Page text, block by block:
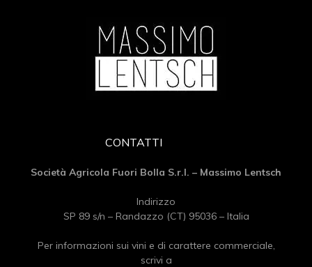
CONTATTI
Società Agricola Fuori Bolla S.r.l. – Massimo Lentsch
Indirizzo
SP 89 s/n – Randazzo (CT) 95036 – Italia
Per informazioni sui vini e di carattere commerciale,
scrivi a